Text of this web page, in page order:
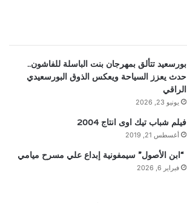
بورسعيد تتألق بمهرجان بنت الباسلة للفاشون..
حدث يعزز السياحة ويعكس الذوق البورسعيدي
الراقي
يونيو 23, 2026
فيلم شباب تيك اوى انتاج 2004
أغسطس 21, 2019
“ابن الأصول” سيمفونية إبداع علي مسرح ميامي
فبراير 6, 2026